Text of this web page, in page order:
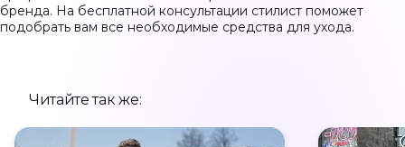
Остальные услуги
Адреса
бренда. На бесплатной консультации стилист поможет
подобрать вам все необходимые средства для ухода.
Читайте так же: